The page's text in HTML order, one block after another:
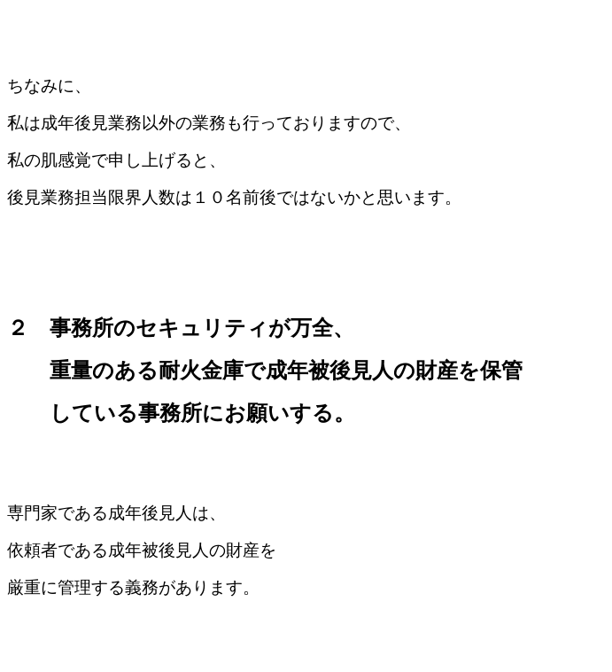
ちなみに、
私は成年後見業務以外の業務も行っておりますので、
私の肌感覚で申し上げると、
後見業務担当限界人数は１０名前後ではないかと思います。
２ 事務所のセキュリティが万全、
重量のある耐火金庫で成年被後見人の財産を保管
している事務所にお願いする。
専門家である成年後見人は、
依頼者である成年被後見人の財産を
厳重に管理する義務があります。